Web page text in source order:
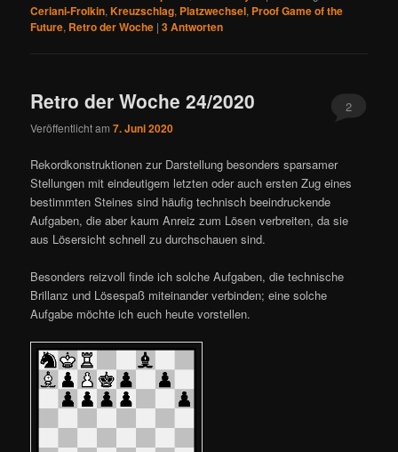
Ceriani-Frolkin,Kreuzschlag, Platzwechsel, Proof Game of the
Future, Retro der Woche |3Antworten
Retro der Woche 24/2020
Veröffentlicht am7. Juni 2020
2
Rekordkonstruktionen zur Darstellung besonders sparsamer
Stellungen mit eindeutigem letzten oder auch ersten Zug eines
bestimmten Steines sind häufig technisch beeindruckende
Aufgaben, die aber kaum Anreiz zum Lösen verbreiten, da sie
aus Lösersicht schnell zu durchschauen sind.
Besonders reizvoll finde ich solche Aufgaben, die technische
Brillanz und Lösespaß miteinander verbinden; eine solche
Aufgabe möchte ich euch heute vorstellen.